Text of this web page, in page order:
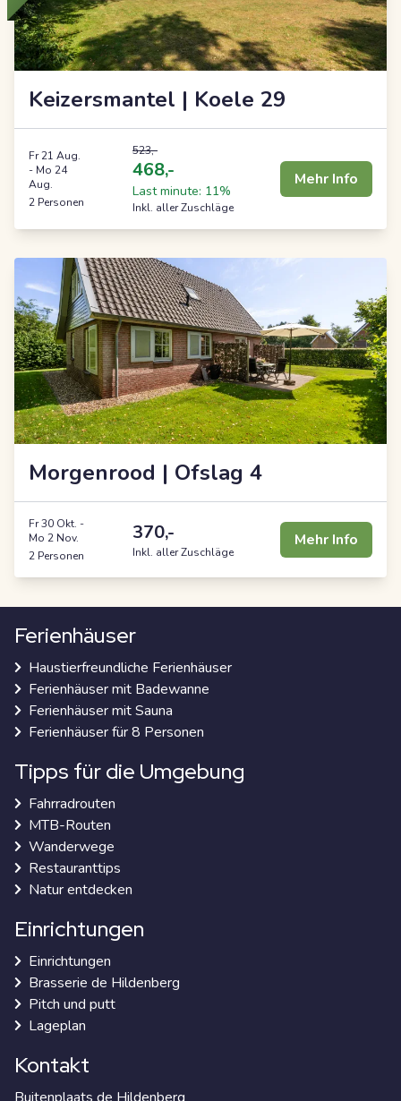
Keizersmantel | Koele 29
523,-
468,-
Last minute: 11%
Inkl. aller Zuschläge
Fr 21 Aug.
- Mo 24
Aug.
2 Personen
Mehr Info
Morgenrood | Ofslag 4
370,-
Inkl. aller Zuschläge
Fr 30 Okt. -
Mo 2 Nov.
2 Personen
Mehr Info
Ferienhäuser
Haustierfreundliche Ferienhäuser
Ferienhäuser mit Badewanne
Ferienhäuser mit Sauna
Ferienhäuser für 8 Personen
Tipps für die Umgebung
Fahrradrouten
MTB-Routen
Wanderwege
Restauranttips
Natur entdecken
Einrichtungen
Einrichtungen
Brasserie de Hildenberg
Pitch und putt
Lageplan
Kontakt